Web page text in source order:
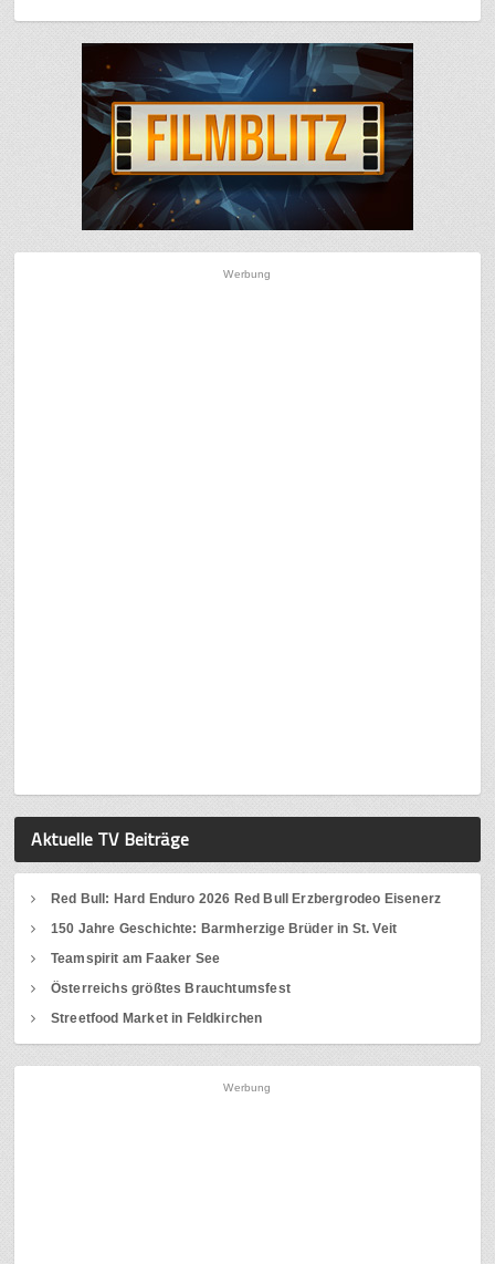
Werbung
Aktuelle TV Beiträge
Red Bull: Hard Enduro 2026 Red Bull Erzbergrodeo Eisenerz
150 Jahre Geschichte: Barmherzige Brüder in St. Veit
Teamspirit am Faaker See
Österreichs größtes Brauchtumsfest
Streetfood Market in Feldkirchen
Werbung